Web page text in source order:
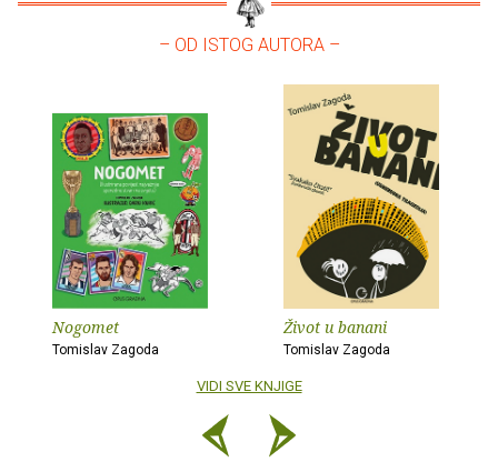
– OD ISTOG AUTORA –
Nogomet
Tomislav Zagoda
Život u banani
Tomislav Zagoda
VIDI SVE KNJIGE